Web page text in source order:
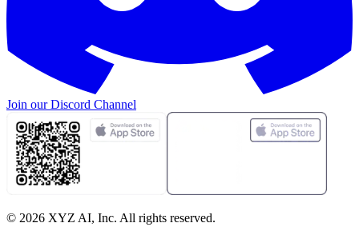
Join our Discord Channel
© 2026 XYZ AI, Inc. All rights reserved.